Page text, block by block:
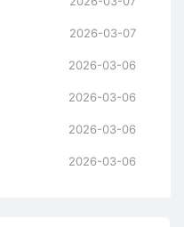
2026-03-07
2026-03-06
2026-03-06
2026-03-06
2026-03-06